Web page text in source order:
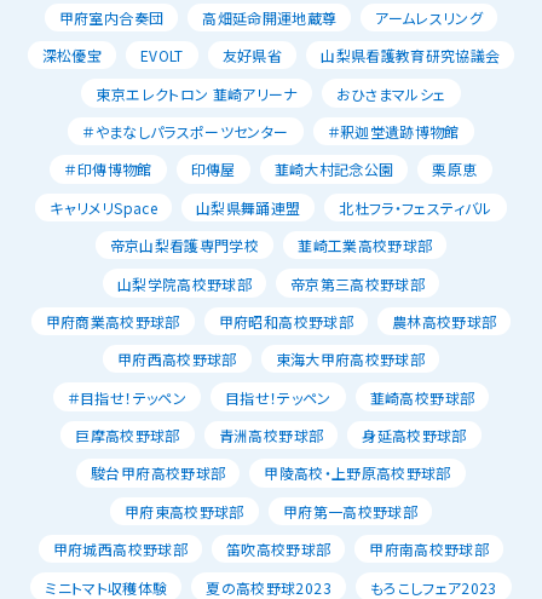
甲府室内合奏団
高畑延命開運地蔵尊
アームレスリング
深松優宝
EVOLT 友好県省
山梨県看護教育研究協議会
東京エレクトロン 韮崎アリーナ
おひさまマルシェ
＃やまなしパラスポーツセンター
＃釈迦堂遺跡博物館
＃印傳博物館
印傳屋 韮崎大村記念公園
栗原恵
キャリメリSpace
山梨県舞踊連盟
北杜フラ・フェスティバル
帝京山梨看護専門学校
韮崎工業高校野球部
山梨学院高校野球部
帝京第三高校野球部
甲府商業高校野球部
甲府昭和高校野球部
農林高校野球部
甲府西高校野球部
東海大甲府高校野球部
＃目指せ！テッペン
目指せ！テッペン
韮崎高校野球部
巨摩高校野球部
青洲高校野球部
身延高校野球部
駿台甲府高校野球部
甲陵高校・上野原高校野球部
甲府東高校野球部
甲府第一高校野球部
甲府城西高校野球部
笛吹高校野球部
甲府南高校野球部
ミニトマト収穫体験
夏の高校野球2023
もろこしフェア2023